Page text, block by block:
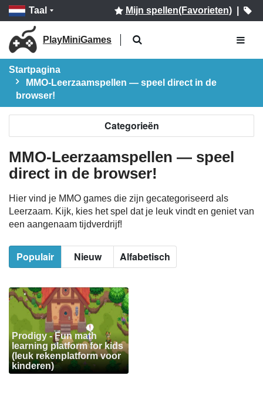
Taal Mijn spellen(Favorieten)|
PlayMiniGames
Startpagina
MMO-Leerzaamspellen — speel direct in de
browser!
Categorieën
MMO-Leerzaamspellen — speel
direct in de browser!
Hier vind je MMO games die zijn gecategoriseerd als
Leerzaam. Kijk, kies het spel dat je leuk vindt en geniet van
een aangenaam tijdverdrijf!
Populair Nieuw Alfabetisch
Prodigy - Fun math
learning platform for kids
(leuk rekenplatform voor
kinderen)